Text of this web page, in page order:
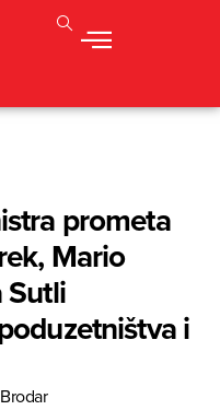
prometa
Mario
Sutli
i